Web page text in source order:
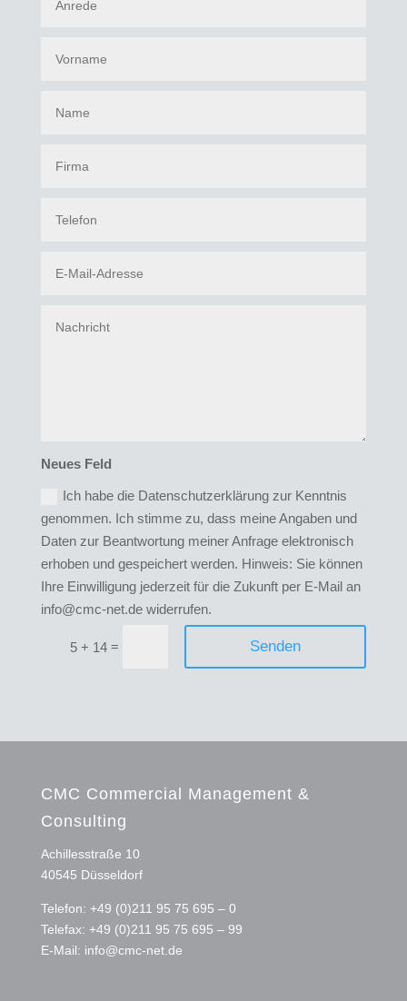
Neues Feld
Ich habe die Datenschutzerklärung zur Kenntnis
genommen. Ich stimme zu, dass meine Angaben und
Daten zur Beantwortung meiner Anfrage elektronisch
erhoben und gespeichert werden. Hinweis: Sie können
Ihre Einwilligung jederzeit für die Zukunft per E-Mail an
info@cmc-net.de widerrufen.
5 + 14 = Senden
Alternative:
CMC Commercial Management &
Consulting
Achillesstraße 10
40545 Düsseldorf
Telefon: +49 (0)211 95 75 695 – 0
Telefax: +49 (0)211 95 75 695 – 99
E-Mail: info@cmc-net.de